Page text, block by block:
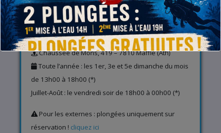
De Septembre à Juin : les mardis de 20h00 à 21h00
sauf pendant les semaines de congés scolaires (*)
A la carrière (infos et plongées)
Chaussée de Mons, 419 – 7810 Maffle (Ath)
Toute l’année : les 1er, 3e et 5e dimanche du mois
de 13h00 à 18h00 (*)
Juillet-Août : le vendredi soir de 18h00 à 00h00 (*)
Pour les externes : plongées uniquement sur
réservation ! cliquez ici